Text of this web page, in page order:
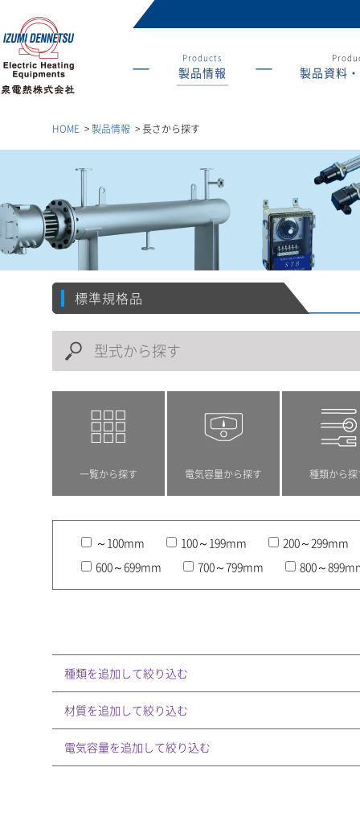
Products
製品情報 製品資料
HOME >製品情報 >長さから探す
標準規格品
一覧から探す 電気容量から探す 種類から探
～100mm 100～199mm
200～299mm
600～699mm
700～799mm 800～
種類を追加して絞り込む
材質を追加して絞り込む
電気容量を追加して絞り込む